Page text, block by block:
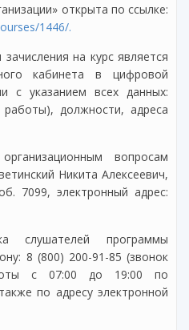
открыта по ссылке:
1446/.
на курс является
кабинета в цифровой
с указанием всех данных:
должности, адреса
вопросам
Никита Алексеевич,
7099, электронный адрес:
слушателей программы
8 (800) 200-91-85 (звонок
с 07:00 до 19:00 по
по адресу электронной